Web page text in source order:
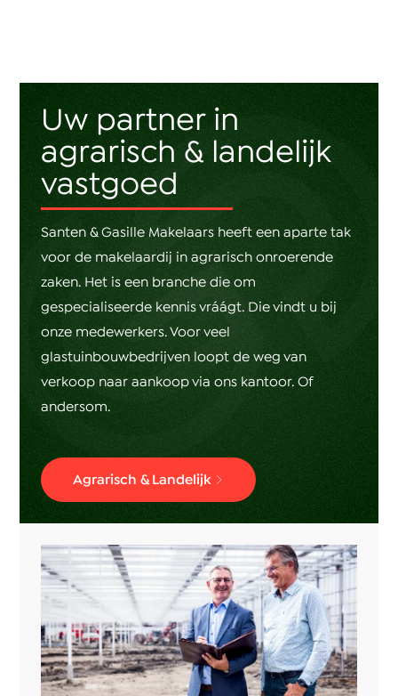
Uw partner in
agrarisch & landelijk
vastgoed
Santen & Gasille Makelaars heeft een aparte tak
voor de makelaardij in agrarisch onroerende
zaken. Het is een branche die om
gespecialiseerde kennis vráágt. Die vindt u bij
onze medewerkers. Voor veel
glastuinbouwbedrijven loopt de weg van
verkoop naar aankoop via ons kantoor. Of
andersom.
Agrarisch & Landelijk